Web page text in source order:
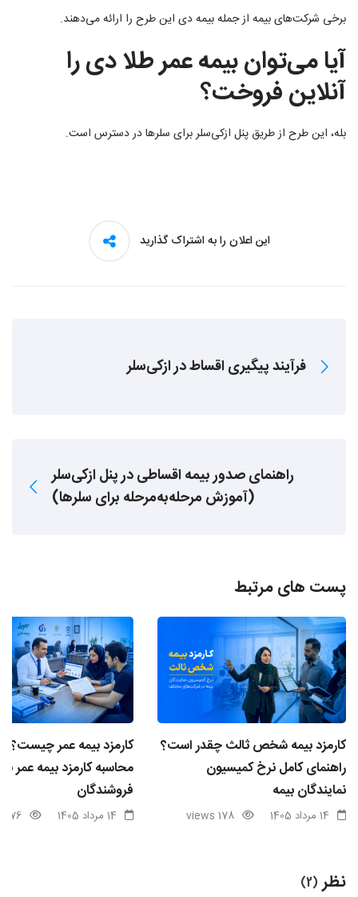
برخی شرکت‌های بیمه از جمله بیمه دی این طرح را ارائه می‌دهند.
آیا می‌توان بیمه عمر طلا دی را
آنلاین فروخت؟
بله، این طرح از طریق پنل ازکی‌سلر برای سلرها در دسترس است.
این اعلان را به اشتراک گذارید
فرآیند پیگیری اقساط در ازکی‌سلر
راهنمای صدور بیمه اقساطی در پنل ازکی‌سلر
(آموزش مرحله‌به‌مرحله برای سلرها)
پست های مرتبط
کارمزد بیمه شخص ثالث چقدر است؟
راهنمای کامل نرخ کمیسیون
نمایندگان بیمه
14 مرداد 1405 178 views
کارمزد بیمه عمر چیست؟
محاسبه کارمزد بیمه عمر
فروشندگان
14 مرداد 1405 76 views
نظر (2)